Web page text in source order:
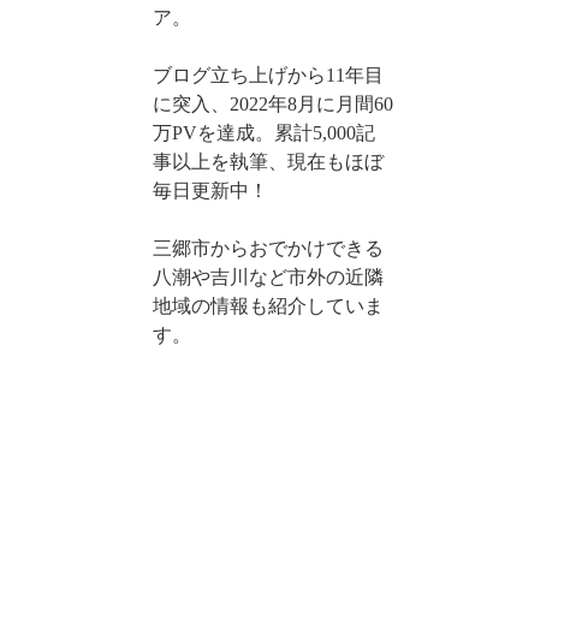
ア。
ブログ立ち上げから11年目
に突入、2022年8月に月間60
万PVを達成。累計5,000記
事以上を執筆、現在もほぼ
毎日更新中！
三郷市からおでかけできる
八潮や吉川など市外の近隣
地域の情報も紹介していま
す。